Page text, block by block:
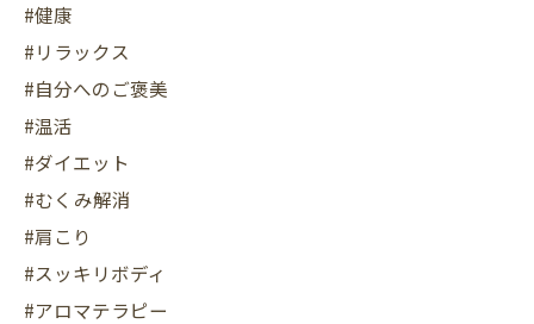
#健康
#リラックス
#自分へのご褒美
#温活
#ダイエット
#むくみ解消
#肩こり
#スッキリボディ
#アロマテラピー